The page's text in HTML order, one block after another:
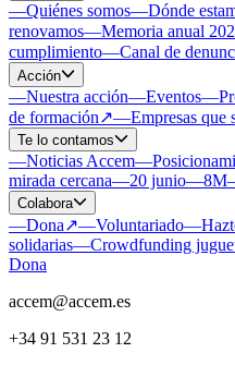
—Quiénes somos—Dónde
renovamos—Memoria anual
cumplimiento—Canal de
Acción
—Nuestra acción—Eventos—
de formación↗—Empresas que
Te lo contamos
—Noticias Accem—
mirada cercana—20 junio—8M
Colabora
—Dona↗—Voluntariado—
solidarias—Crowdfunding
Dona
accem@accem.es
+34 91 531 23 12